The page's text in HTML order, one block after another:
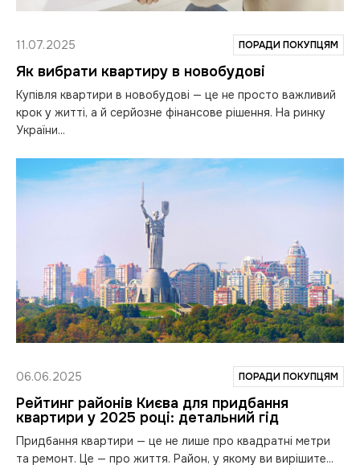
11.07.2025 ПОРАДИ ПОКУПЦЯМ
Як вибрати квартиру в новобудові
Купівля квартири в новобудові — це не просто важливий
крок у житті, а й серйозне фінансове рішення. На ринку
України...
06.06.2025 ПОРАДИ ПОКУПЦЯМ
Рейтинг районів Києва для придбання
квартири у 2025 році: детальний гід
Придбання квартири — це не лише про квадратні метри
та ремонт. Це — про життя. Район, у якому ви вирішите...